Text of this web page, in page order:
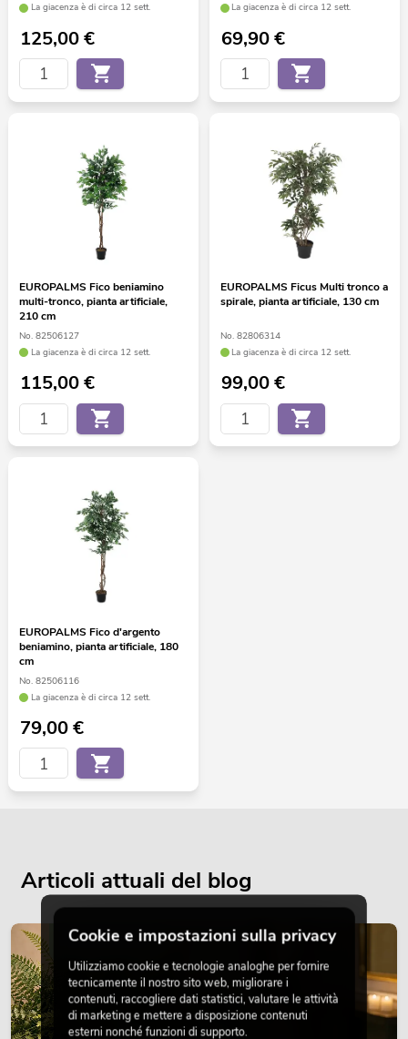
La giacenza è di circa 12 sett.
125,00€
La giacenza è di circa 12 sett.
69,90€
EUROPALMS Fico beniamino
multi-tronco, pianta artificiale,
210 cm
No. 82506127
La giacenza è di circa 12 sett.
115,00€
EUROPALMS Ficus Multi tronco a
spirale, pianta artificiale, 130 cm
No. 82806314
La giacenza è di circa 12 sett.
99,00€
EUROPALMS Fico d'argento
beniamino, pianta artificiale, 180
cm
No. 82506116
La giacenza è di circa 12 sett.
79,00€
Articoli attuali del blog
DECORAZIONE
Cookie e impostazioni sulla privacy
Utilizziamo cookie e tecnologie analoghe per fornire
tecnicamente il nostro sito web, migliorare i
contenuti, raccogliere dati statistici, valutare le attività
di marketing e mettere a disposizione contenuti
esterni nonché funzioni di supporto.